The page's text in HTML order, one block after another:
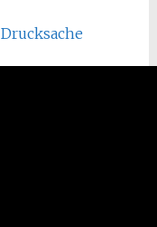
Drucksache